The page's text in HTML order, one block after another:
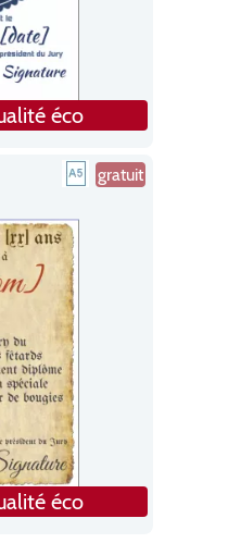
éco
gratuit
éco